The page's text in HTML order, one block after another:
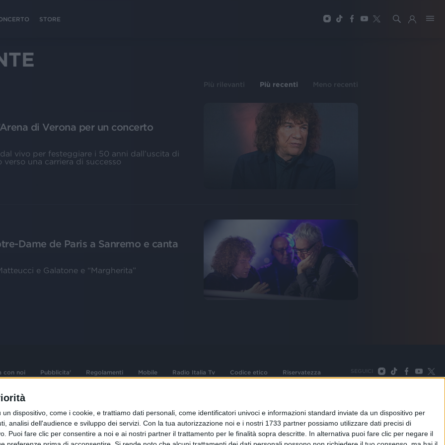
dispositivo, come i cookie, e trattiamo dati personali, come identificatori univoci e informazioni standard inviate da un dispositivo per
analisi dell'audience e sviluppo dei servizi. Con la tua autorizzazione noi e i nostri 1733 partner possiamo utilizzare dati precisi di
Puoi fare clic per consentire a noi e ai nostri partner il trattamento per le finalità sopra descritte. In alternativa puoi fare clic per negare il
STORE
Più rilevanti Più recenti Meno recenti
di Verona per un concerto
vivo per festeggiare i 50 anni dall’uscita di
verso una carriera di successo
Dame de Paris a Sanremo e canta
e Galatone e “Margherita”
con noi Pubblicita' Regolamenti Mobile Radio Italia Tv Codice etico Riservatezza SEGUICI
dell'ingegno
d'autore e dei diritti
e n° iscrizione
Sede Amministrativa: Viale Europa 49, 20093 Cologno Monzese (Mi) |Tel. +39 02 254441 | Fax +39
02 25444220
Sede Legale: Via Savona 97, 20144 Milano
TORNA SU